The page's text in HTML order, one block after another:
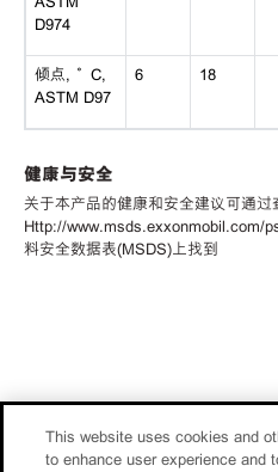
D974
倾点, °C,
ASTM D97
6 18
健康与安全
关于本产品的健康和安全建议可通过
Http://www.msds.exxonmobil.com/
料安全数据表(MSDS)上找到
This website uses cookies and
to enhance user experience and